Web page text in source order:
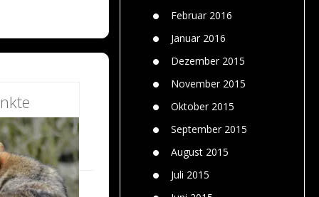
Februar 2016
Januar 2016
Dezember 2015
November 2015
Oktober 2015
September 2015
August 2015
Juli 2015